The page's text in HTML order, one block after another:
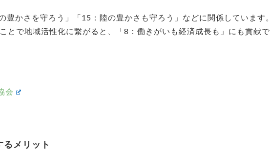
豊かさを守ろう」「15：陸の豊かさも守ろう」などに関係しています。
とで地域活性化に繋がると、「8：働きがいも経済成長も」にも貢献で
会
るメリット